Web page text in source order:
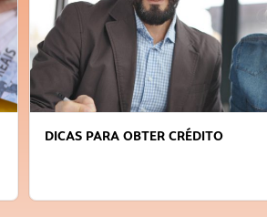
DICAS PARA OBTER CRÉDITO